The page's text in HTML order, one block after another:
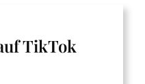
TikTok